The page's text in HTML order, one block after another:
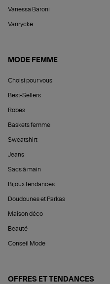
Vanessa Baroni
Vanrycke
MODE FEMME
Choisi pour vous
Best-Sellers
Robes
Baskets femme
Sweatshirt
Jeans
Sacs à main
Bijoux tendances
Doudounes et Parkas
Maison déco
Beauté
Conseil Mode
OFFRES ET TENDANCES